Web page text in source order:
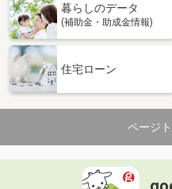
暮らしのデータ
(補助金・助成金情報)
住宅ローン
ページ